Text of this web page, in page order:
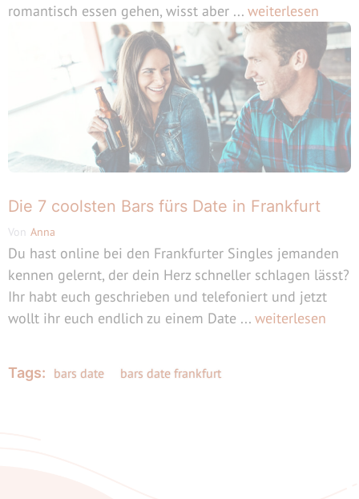
romantisch essen gehen, wisst aber ... weiterlesen
Die 7 coolsten Bars fürs Date in Frankfurt
Von Anna
Du hast online bei den Frankfurter Singles jemanden
kennen gelernt, der dein Herz schneller schlagen lässt?
Ihr habt euch geschrieben und telefoniert und jetzt
wollt ihr euch endlich zu einem Date ... weiterlesen
Tags: bars date bars date frankfurt